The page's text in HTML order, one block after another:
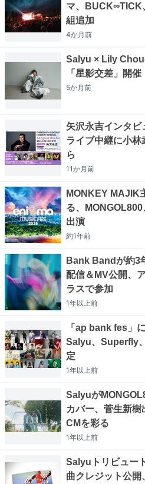
マ、BUCK∞TICK
組追加
4か月前
Salyu × Lily
「星影交差」開催
5か月前
矢沢永吉インタ
ライブ中継に小
ら
11か月前
MONKEY MAJIK
る、
出演
約1年前
Bank Bandが約3
配信＆MV公開、
ラスで参加
1年以上前
「ap bank fes」
Salyu、Superfly
定
1年以上前
Salyuが
カバー、菅生新
CMを彩る
1年以上前
Salyuトリビュー
曲クレジット公